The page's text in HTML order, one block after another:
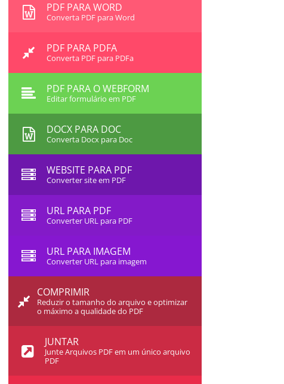
PDF PARA WORD
Converta PDF para Word
PDF PARA PDFA
Converta PDF para PDFa
PDF PARA O WEBFORM
Editar formulário em PDF
DOCX PARA DOC
Converta Docx para Doc
WEBSITE PARA PDF
Converter site em PDF
URL PARA PDF
Converter URL para PDF
URL PARA IMAGEM
Converter URL para imagem
COMPRIMIR
Reduzir o tamanho do arquivo e optimizar
o máximo a qualidade do PDF
JUNTAR
Junte Arquivos PDF em um único arquivo
PDF